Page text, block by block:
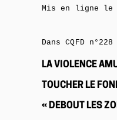
Mis en ligne le
Dans CQFD
LA VIOLENCE
TOUCHER LE
« DEBOUT LES